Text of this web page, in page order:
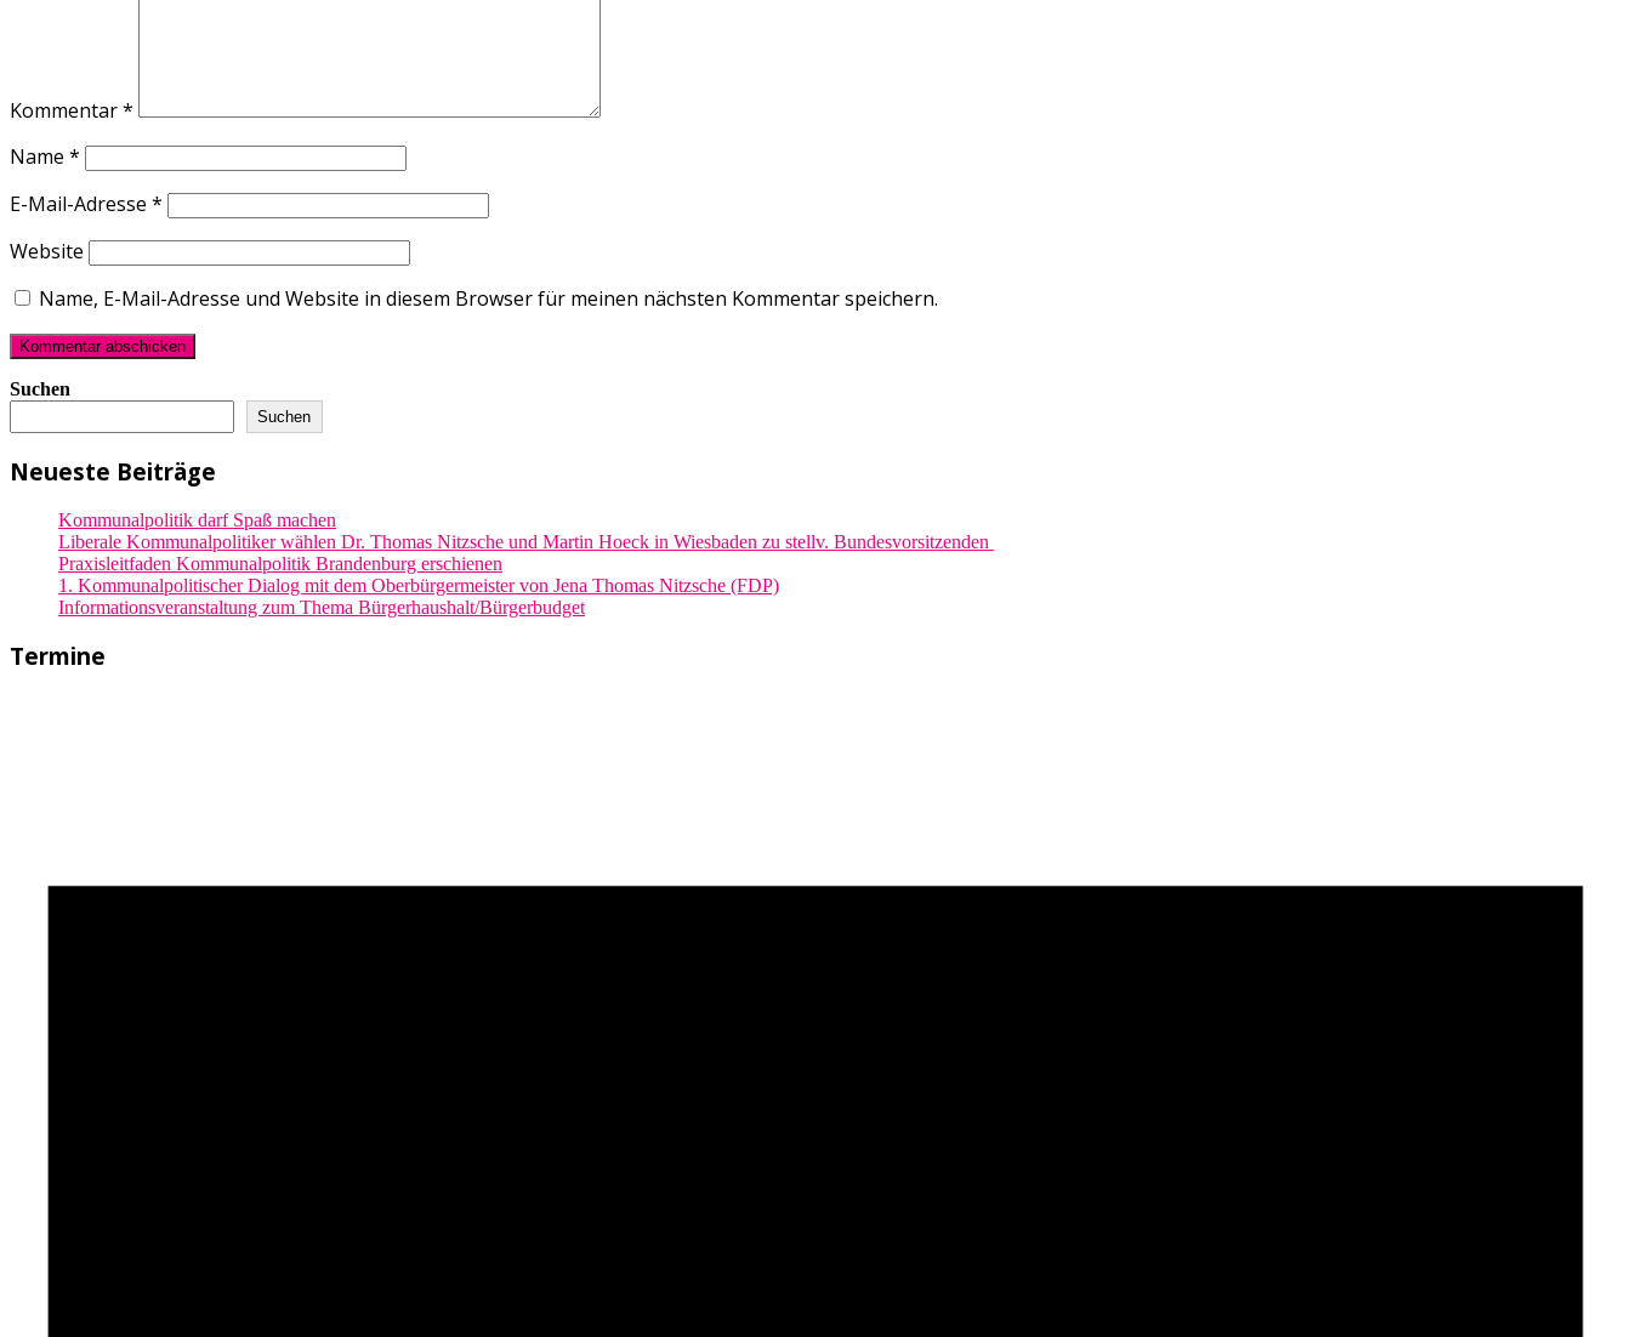
Kommentar*
Name *
E-Mail-Adresse *
Website
Name, E-Mail-Adresse und Website in diesem Browser für meinen nächsten Kommentar speichern.
Suchen
Suchen
Neueste Beiträge
Kommunalpolitik darf Spaß machen
Liberale Kommunalpolitiker wählen Dr. Thomas Nitzsche und Martin Hoeck in Wiesbaden zu stellv. Bundesvorsitzenden
Praxisleitfaden Kommunalpolitik Brandenburg erschienen
1. Kommunalpolitischer Dialog mit dem Oberbürgermeister von Jena Thomas Nitzsche (FDP)
Informationsveranstaltung zum Thema Bürgerhaushalt/Bürgerbudget
Termine